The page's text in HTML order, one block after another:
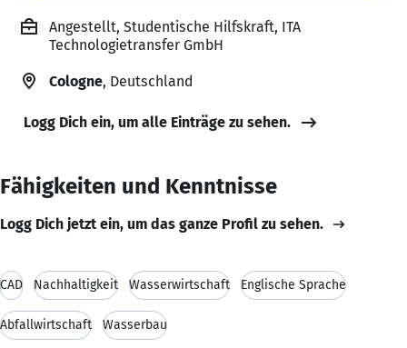
Angestellt, Studentische Hilfskraft, ITA
Technologietransfer GmbH
Cologne, Deutschland
Logg Dich ein, um alle Einträge zu sehen.
Fähigkeiten und Kenntnisse
Logg Dich jetzt ein, um das ganze Profil zu sehen.
CAD Nachhaltigkeit Wasserwirtschaft Englische Sprache
Abfallwirtschaft Wasserbau